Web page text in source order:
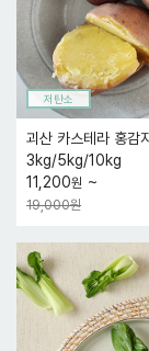
저탄소
괴산 카스테라 홍감
3kg/5kg/10kg
11,200원 ~
19,000원